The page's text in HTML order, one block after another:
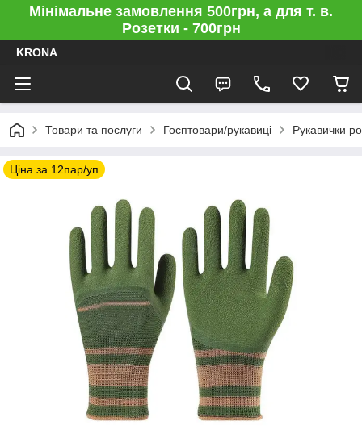
Мінімальне замовлення 500грн, а для т. в.
Розетки - 700грн
KRONA
Товари та послуги Госптовари/рукавиці Рукавички
Ціна за 12пар/уп